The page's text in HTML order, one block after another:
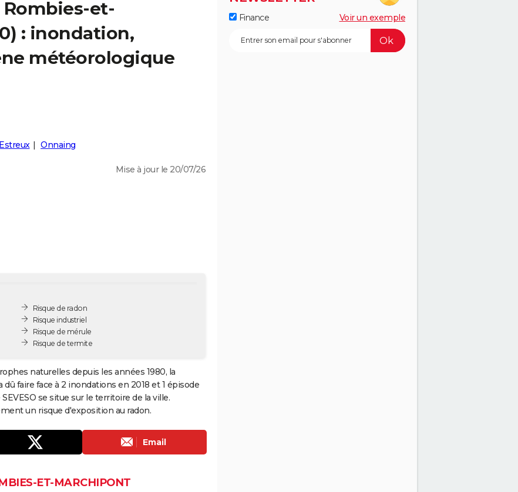
Rombies-et-
: inondation,
météorologique
Estreux Onnaing
Mise à jour le 20/07/26
Risque de radon
Risque industriel
Risque de mérule
Risque de termite
naturelles depuis les années 1980, la
faire face à 2 inondations en 2018 et 1 épisode
se situe sur le territoire de la ville.
un risque d'exposition au radon.
Email
ET-MARCHIPONT
Finance Voir un exemple